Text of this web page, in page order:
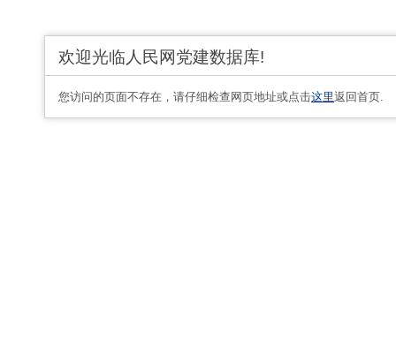
欢迎光临人民网党建数据库!
您访问的页面不存在，请仔细检查网页地址或点击这里返回首页.